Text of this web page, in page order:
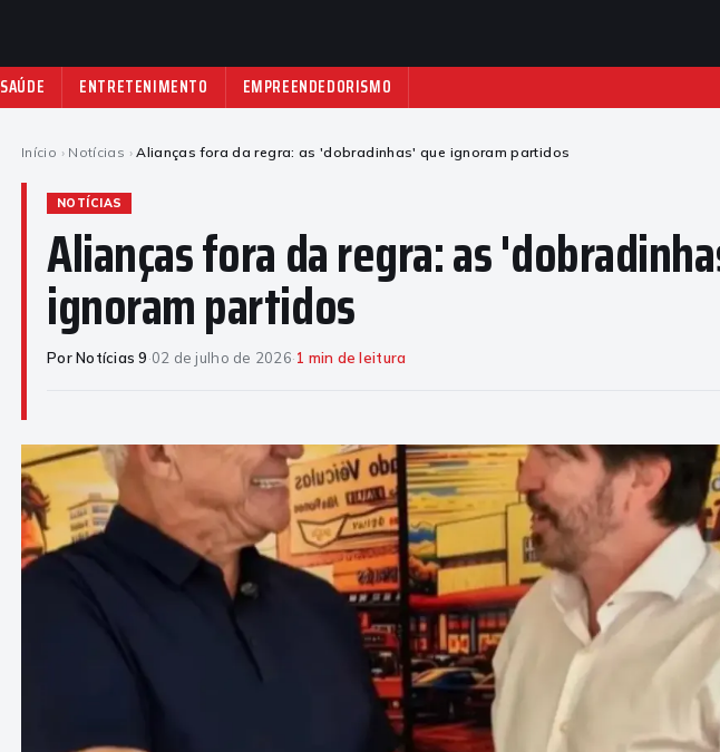
SAÚDE ENTRETENIMENTO EMPREENDEDORISMO
Início › Notícias › Alianças fora da regra: as 'dobradinhas' que ignoram partidos
NOTÍCIAS
Alianças fora da regra: as
ignoram partidos
Por Notícias 9·02 de julho de 2026·1 min de leitura